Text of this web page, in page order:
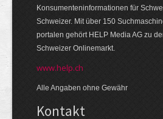
Konsumenten­informationen für
Schweizer. Mit über 150
portalen gehört HELP Media AG zu
Schweizer Onlinemarkt.
www.help.ch
Alle Angaben ohne Gewähr
Kontakt